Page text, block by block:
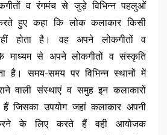
व रंगमंच से जुड़े विभिन्न पहलुओं
हुए कहा कि लोक कलाकार किसी
होता है। वह अपने लोकगीतों व
माध्यम से अपने लोकगीतों व संस्कृति
है। समय-समय पर विभिन्न स्थानों में
वाली संस्थाएं व समुह इन कलाकारों
जिसका उपयोग जहां कलाकार अपनी
के लिए करते हैं वही आयोजक